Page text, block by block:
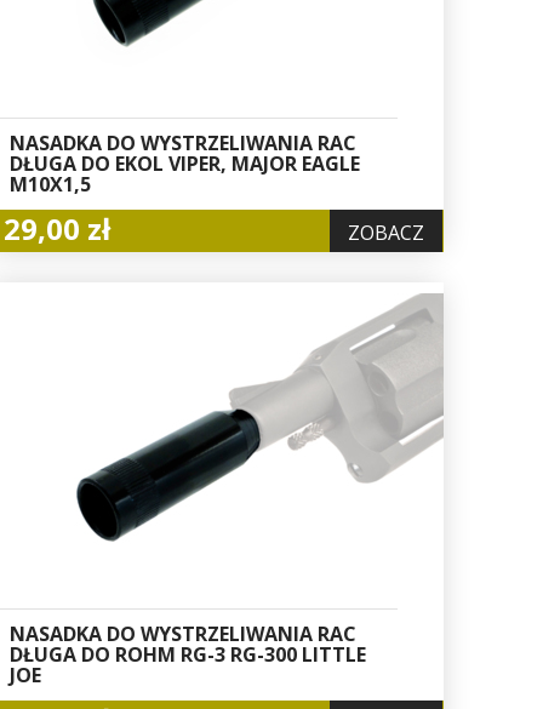
NASADKA DO WYSTRZELIWANIA RAC
DŁUGA DO EKOL VIPER, MAJOR EAGLE
M10X1,5
29,00 zł ZOBACZ
NASADKA DO WYSTRZELIWANIA RAC
DŁUGA DO ROHM RG-3 RG-300 LITTLE
JOE